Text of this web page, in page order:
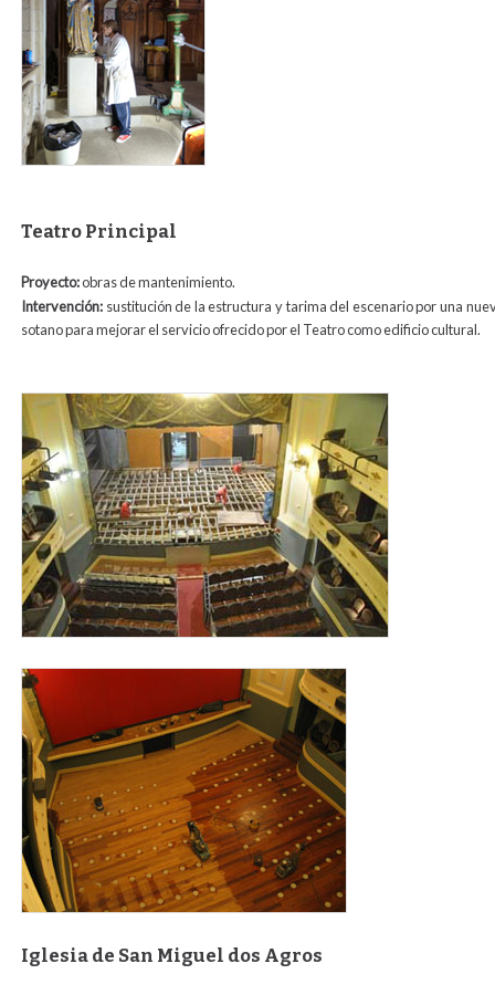
Teatro Principal
Proyecto:obras de mantenimiento.
Intervención: sustitución de la estructura y tarima del escenario por una
sotano para mejorar el servicio ofrecido por el Teatro como edificio cultural.
dsc_0147.jpg
obras_tetaro_principal_2011.jpg
Iglesia de San Miguel dos Agros